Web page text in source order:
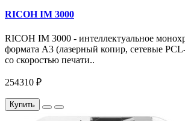
RICOH IM 3000
RICOH IM 3000 - интеллектуальное
формата А3 (лазерный копир, сетевые
со скоростью печати..
254310 ₽
Купить